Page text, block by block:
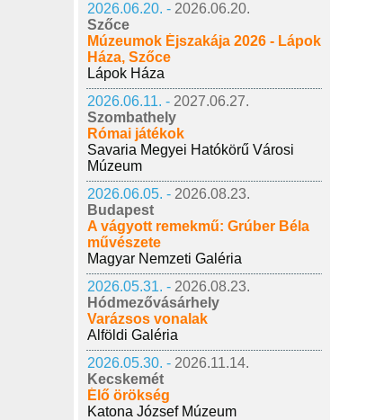
2026.06.20. - 2026.06.20.
Szőce
Múzeumok Éjszakája 2026 - Lápok
Háza, Szőce
Lápok Háza
2026.06.11. - 2027.06.27.
Szombathely
Római játékok
Savaria Megyei Hatókörű Városi
Múzeum
2026.06.05. - 2026.08.23.
Budapest
A vágyott remekmű: Grúber Béla
művészete
Magyar Nemzeti Galéria
2026.05.31. - 2026.08.23.
Hódmezővásárhely
Varázsos vonalak
Alföldi Galéria
2026.05.30. - 2026.11.14.
Kecskemét
Élő örökség
Katona József Múzeum